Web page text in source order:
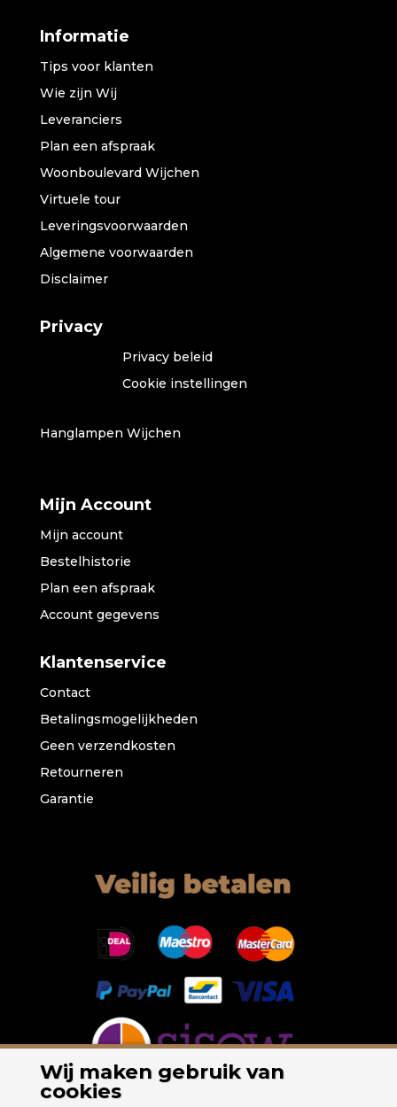
Informatie
Tips voor klanten
Wie zijn Wij
Leveranciers
Plan een afspraak
Woonboulevard Wijchen
Virtuele tour
Leveringsvoorwaarden
Algemene voorwaarden
Disclaimer
Privacy
Privacy beleid
Cookie instellingen
Hanglampen Wijchen
Mijn Account
Mijn account
Bestelhistorie
Plan een afspraak
Account gegevens
Klantenservice
Contact
Betalingsmogelijkheden
Geen verzendkosten
Retourneren
Garantie
Wij maken gebruik van
cookies